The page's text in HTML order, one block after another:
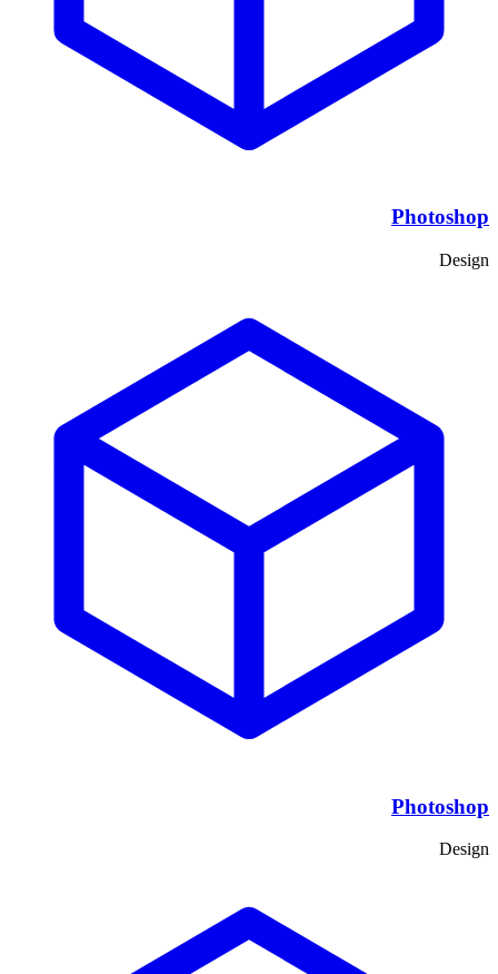
Photoshop
Design
Photoshop
Design